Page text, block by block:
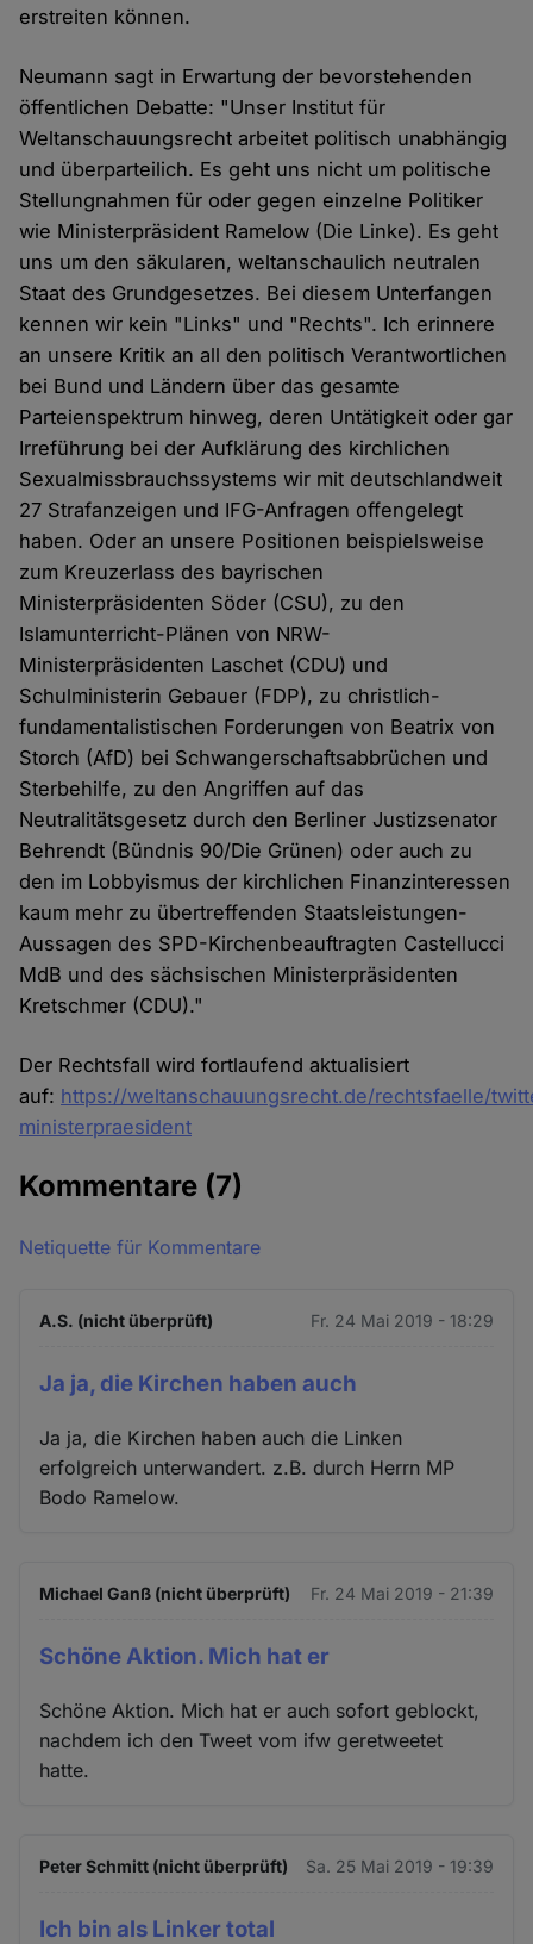
erstreiten können.
Neumann sagt in Erwartung der bevorstehenden
öffentlichen Debatte: "Unser Institut für
Weltanschauungsrecht arbeitet politisch unabhängig
und überparteilich. Es geht uns nicht um politische
Stellungnahmen für oder gegen einzelne Politiker
wie Ministerpräsident Ramelow (Die Linke). Es geht
uns um den säkularen, weltanschaulich neutralen
Staat des Grundgesetzes. Bei diesem Unterfangen
kennen wir kein "Links" und "Rechts". Ich erinnere
an unsere Kritik an all den politisch Verantwortlichen
bei Bund und Ländern über das gesamte
Parteienspektrum hinweg, deren Untätigkeit oder gar
Irreführung bei der Aufklärung des kirchlichen
Sexualmissbrauchssystems wir mit deutschlandweit
27 Strafanzeigen und IFG-Anfragen offengelegt
haben. Oder an unsere Positionen beispielsweise
zum Kreuzerlass des bayrischen
Ministerpräsidenten Söder (CSU), zu den
Islamunterricht-Plänen von NRW-
Ministerpräsidenten Laschet (CDU) und
Schulministerin Gebauer (FDP), zu christlich-
fundamentalistischen Forderungen von Beatrix von
Storch (AfD) bei Schwangerschaftsabbrüchen und
Sterbehilfe, zu den Angriffen auf das
Neutralitätsgesetz durch den Berliner Justizsenator
Behrendt (Bündnis 90/Die Grünen) oder auch zu
den im Lobbyismus der kirchlichen Finanzinteressen
kaum mehr zu übertreffenden Staatsleistungen-
Aussagen des SPD-Kirchenbeauftragten Castellucci
MdB und des sächsischen Ministerpräsidenten
Kretschmer (CDU)."
Der Rechtsfall wird fortlaufend aktualisiert
auf: https://weltanschauungsrecht.de/rechtsfaelle/
ministerpraesident
Kommentare (7)
Netiquette für Kommentare
A.S. (nicht überprüft) Fr. 24 Mai 2019 - 18:29
Ja ja, die Kirchen haben auch
Ja ja, die Kirchen haben auch die Linken
erfolgreich unterwandert. z.B. durch Herrn MP
Bodo Ramelow.
Michael Ganß (nicht überprüft) Fr. 24 Mai 2019 - 21:39
Schöne Aktion. Mich hat er
Schöne Aktion. Mich hat er auch sofort geblockt,
nachdem ich den Tweet vom ifw geretweetet
hatte.
Peter Schmitt (nicht überprüft) Sa. 25 Mai 2019 - 19:39
Ich bin als Linker total